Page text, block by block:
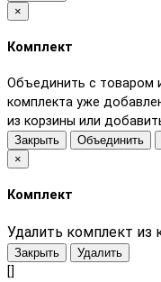
×
Комплект
Объединить с товаром
комплекта уже
из корзины или
Закрыть Объединить
×
Комплект
Удалить комплект из
Закрыть Удалить
[]